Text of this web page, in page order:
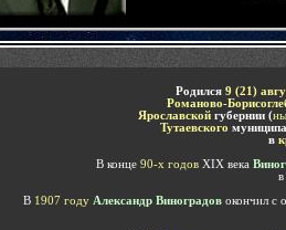
Родился 9 (21)
Романово-
Ярославской губернии (
Тутаевского
в
В конце 90-х годовXIX века
в
В 1907 году Александр Виноградов окончил с